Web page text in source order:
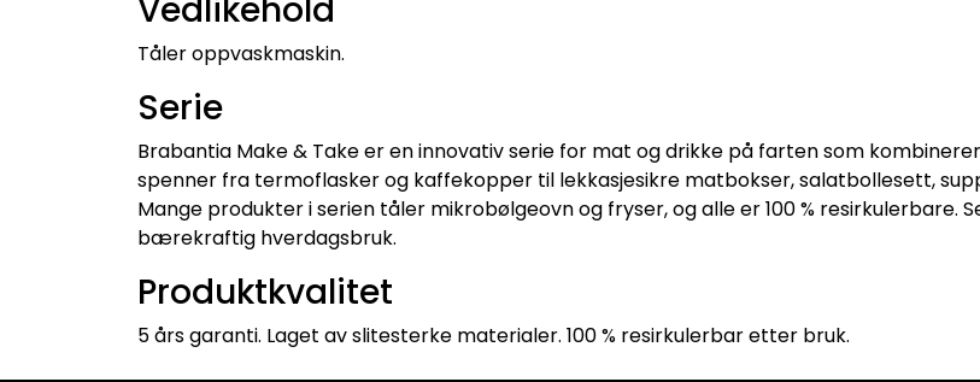
Vedlikehold
Tåler oppvaskmaskin.
Serie
Brabantia Make & Take er en innovativ serie for mat og drikke på farten som
spenner fra termoflasker og kaffekopper til lekkasjesikre matbokser, salatbollesett,
Mange produkter i serien tåler mikrobølgeovn og fryser, og alle er 100 % resirkulerbare.
bærekraftig hverdagsbruk.
Produktkvalitet
5 års garanti. Laget av slitesterke materialer. 100 % resirkulerbar etter bruk.